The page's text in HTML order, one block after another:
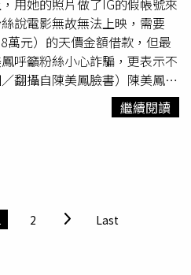
用她的照片做了IG的假帳號來
說電影無故無法上映，需要
萬元）的天價金額借款，但最
呼籲粉絲小心詐騙，更表示不
翻攝自陳美鳳臉書）陳美鳳今
絲傳給她的私訊，發現有人盜
粉絲，內容更是要向粉絲借
鳳」而不是「美芬」，很有可
也被粉絲識破並非本人，陳美
繼續閱讀
2 Last